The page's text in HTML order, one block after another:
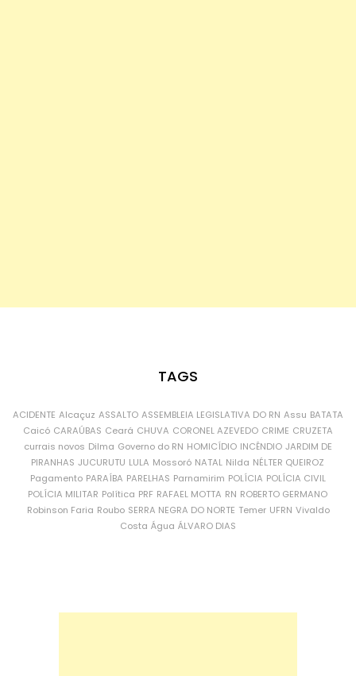
TAGS
ACIDENTE Alcaçuz ASSALTO ASSEMBLEIA LEGISLATIVA DO RN Assu BATATA
Caicó CARAÚBAS Ceará CHUVA CORONEL AZEVEDO CRIME CRUZETA
currais novos Dilma Governo do RN HOMICÍDIO INCÊNDIO JARDIM DE
PIRANHAS JUCURUTU LULA Mossoró NATAL Nilda NÉLTER QUEIROZ
Pagamento PARAÍBA PARELHAS Parnamirim POLÍCIA POLÍCIA CIVIL
POLÍCIA MILITAR Política PRF RAFAEL MOTTA RN ROBERTO GERMANO
Robinson Faria Roubo SERRA NEGRA DO NORTE Temer UFRN Vivaldo
Costa Água ÁLVARO DIAS